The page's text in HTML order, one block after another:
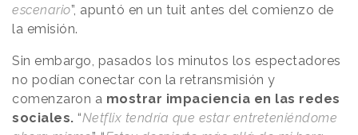
escenario”, apuntó en un tuit antes del comienzo de
la emisión.
Sin embargo, pasados los minutos los espectadores
no podían conectar con la retransmisión y
comenzaron a mostrar impaciencia en las redes
sociales. “Netflix tendría que estar entreteniéndome